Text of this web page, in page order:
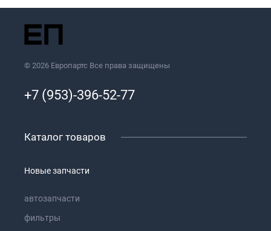
© 2026 Европартс Все права защищены
+7 (953)-396-52-77
Каталог товаров
Новые запчасти
автозапчасти
фильтры